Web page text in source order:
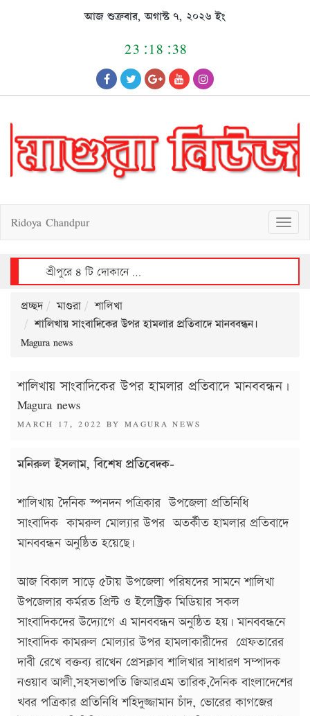
আজ শুক্রবার, অগাস্ট ৭, ২০২৬ ইং
23:18:38
T
o
g
g
l
a
t
Ridoya Chandpur
শ্রীপুরে ভয়াবহ অগ্নিকাণ্ডে ৩০ লাখ টাকার ক্ষয়ক্ষতি
প্রচ্ছদ মাগুরা
শালিখা
শালিখায় সাংবাদিকের উপর হামলার প্রতিবাদে মানববন্ধন।
Magura news
শালিখায় সাংবাদিকের উপর হামলার প্রতিবাদে মানববন্ধন।
Magura news
POSTED
MARCH 17, 2022 BY MAGURA NEWS
মনিরুল ইসলাম, বিশেষ প্রতিবেদক-
শালিখায় দৈনিক স্পনদন পত্রিকার উপজেলা প্রতিনিধি
সাংবাদিক কামরুল মোল্যার উপর অতর্কীত হামলার প্রতিবাদে
মানববন্ধন অনুষ্ঠিত হয়েছে৷
আজ বিকাল সাড়ে ৫টায় উপজেলা পরিষদের সামনে শালিখা
উপজেলার কর্মরত প্রিন্ট ও ইলেক্ট্রিক মিডিয়ার সকল
সাংবাদিকদের উদ্যোগে এ মানববন্ধন অনুষ্ঠিত হয়৷ মানববন্ধনে
সাংবাদিক কামরুল মোল্যার উপর হামলাকারীদের গ্রেফতারের
দাবী রেখে বক্তব্য রাখেন প্রেসক্লাব শালিখার সাধারণ সম্পাদক
নওয়াব আলী,সহসভাপতি জিআরএম তারিক,দৈনিক বাংলাদেশের
খবর পত্রিকার প্রতিনিধি শহিদুজ্জামান চাঁদ, ভোরের কাগজের